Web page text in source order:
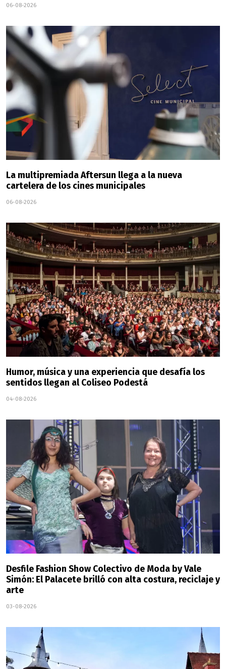
06-08-2026
La multipremiada Aftersun llega a la nueva
cartelera de los cines municipales
06-08-2026
Humor, música y una experiencia que desafía los
sentidos llegan al Coliseo Podestá
04-08-2026
Desfile Fashion Show Colectivo de Moda by Vale
Simón: El Palacete brilló con alta costura, reciclaje y
arte
03-08-2026